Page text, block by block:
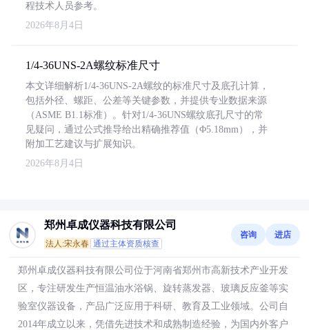
程技术人员参考。
2026年8月4日
1/4-36UNS-2A螺纹标准尺寸
本文详细解析1/4-36UNS-2A螺纹的标准尺寸及底孔计算，
包括外径、螺距、公差等关键参数，并提供专业数据来源
（ASME B1.1标准）。针对1/4-36UNS螺纹底孔尺寸的常
见疑问，通过公式推导给出精确推荐值（Φ5.18mm），并
附加工艺建议与扩展知识。
2026年8月4日
郑州卓成仪器科技有限公司
法人:宋永春 通过主体资质核查
咨询 进店
郑州卓成仪器科技有限公司位于河南省郑州市高新技术产业开发
区，专注研发生产恒温油水浴锅、旋转蒸发器、玻璃反应釜等实
验室仪器设备，产品广泛应用于科研、教育及工业领域。公司自
2014年成立以来，凭借先进技术和成熟制造经验，为国内外客户